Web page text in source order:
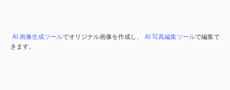
AI 画像生成ツールでオリジナル画像を作成し、 AI 写真編集ツールで編集で
きます。